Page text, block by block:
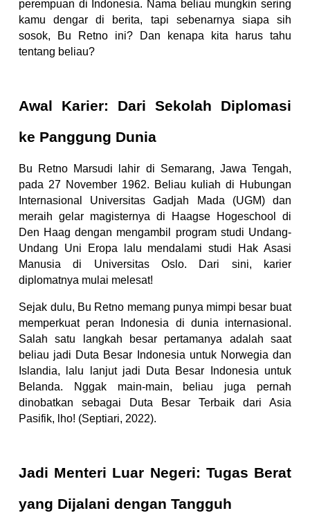
perempuan di Indonesia. Nama beliau mungkin sering
kamu dengar di berita, tapi sebenarnya siapa sih
sosok, Bu Retno ini? Dan kenapa kita harus tahu
tentang beliau?
Awal Karier: Dari Sekolah Diplomasi
ke Panggung Dunia
Bu Retno Marsudi lahir di Semarang, Jawa Tengah,
pada 27 November 1962. Beliau kuliah di Hubungan
Internasional Universitas Gadjah Mada (UGM) dan
meraih gelar magisternya di Haagse Hogeschool di
Den Haag dengan mengambil program studi Undang-
Undang Uni Eropa lalu mendalami studi Hak Asasi
Manusia di Universitas Oslo. Dari sini, karier
diplomatnya mulai melesat!
Sejak dulu, Bu Retno memang punya mimpi besar buat
memperkuat peran Indonesia di dunia internasional.
Salah satu langkah besar pertamanya adalah saat
beliau jadi Duta Besar Indonesia untuk Norwegia dan
Islandia, lalu lanjut jadi Duta Besar Indonesia untuk
Belanda. Nggak main-main, beliau juga pernah
dinobatkan sebagai Duta Besar Terbaik dari Asia
Pasifik, lho! (Septiari, 2022).
Jadi Menteri Luar Negeri: Tugas Berat
yang Dijalani dengan Tangguh